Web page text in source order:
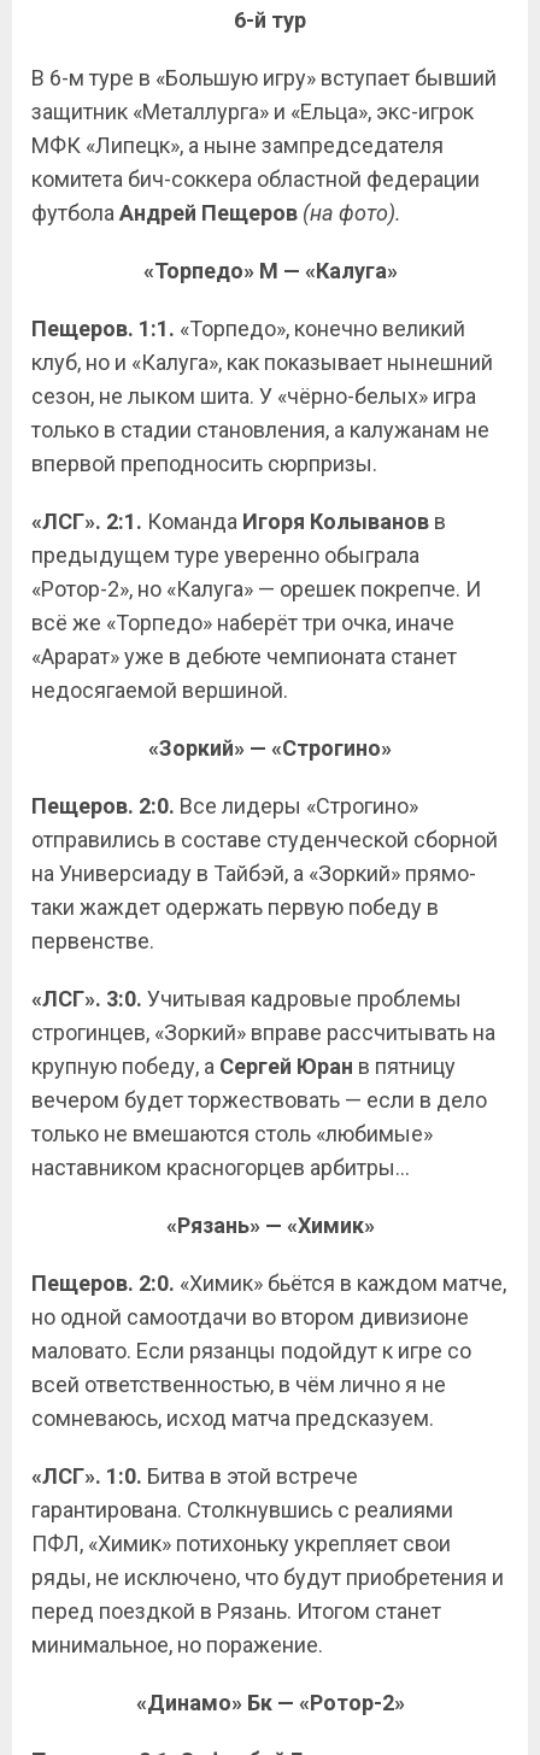
6-й тур
В 6-м туре в «Большую игру» вступает бывший
защитник «Металлурга» и «Ельца», экс-игрок
МФК «Липецк», а ныне зампредседателя
комитета бич-соккера областной федерации
футбола Андрей Пещеров (на фото).
«Торпедо» М — «Калуга»
Пещеров. 1:1. «Торпедо», конечно великий
клуб, но и «Калуга», как показывает нынешний
сезон, не лыком шита. У «чёрно-белых» игра
только в стадии становления, а калужанам не
впервой преподносить сюрпризы.
«ЛСГ». 2:1. Команда Игоря Колыванов в
предыдущем туре уверенно обыграла
«Ротор-2», но «Калуга» — орешек покрепче. И
всё же «Торпедо» наберёт три очка, иначе
«Арарат» уже в дебюте чемпионата станет
недосягаемой вершиной.
«Зоркий» — «Строгино»
Пещеров. 2:0. Все лидеры «Строгино»
отправились в составе студенческой сборной
на Универсиаду в Тайбэй, а «Зоркий» прямо-
таки жаждет одержать первую победу в
первенстве.
«ЛСГ». 3:0. Учитывая кадровые проблемы
строгинцев, «Зоркий» вправе рассчитывать на
крупную победу, а Сергей Юран в пятницу
вечером будет торжествовать — если в дело
только не вмешаются столь «любимые»
наставником красногорцев арбитры…
«Рязань» — «Химик»
Пещеров. 2:0. «Химик» бьётся в каждом матче,
но одной самоотдачи во втором дивизионе
маловато. Если рязанцы подойдут к игре со
всей ответственностью, в чём лично я не
сомневаюсь, исход матча предсказуем.
«ЛСГ». 1:0. Битва в этой встрече
гарантирована. Столкнувшись с реалиями
ПФЛ, «Химик» потихоньку укрепляет свои
ряды, не исключено, что будут приобретения и
перед поездкой в Рязань. Итогом станет
минимальное, но поражение.
«Динамо» Бк — «Ротор-2»